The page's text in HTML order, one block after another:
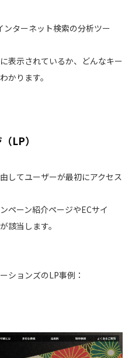
ターネット検索の分析ツー
表示されているか、どんなキー
かります。
LP）
してユーザーが最初にアクセス
ペーン紹介ページやECサイ
該当します。
ションズのLP事例：